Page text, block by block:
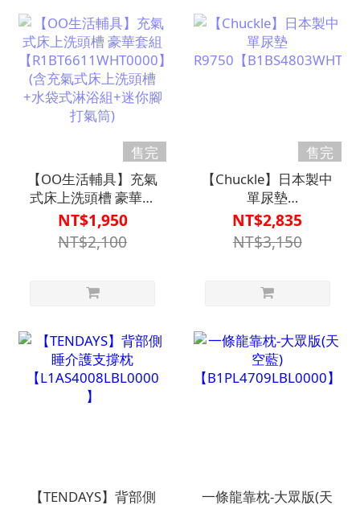
售完
【OO生活輔具】充氣
式床上洗頭槽 豪華套
組
【R1BT6611WHT0000】
(含充氣式床上洗頭槽
腳打氣筒)
NT$1,950
NT$2,100
售完
【Chuckle】日本製中
單尿墊
R9750【
NT$2,835
NT$3,150
【TENDAYS】背部側
一條龍靠枕-大眾版(天